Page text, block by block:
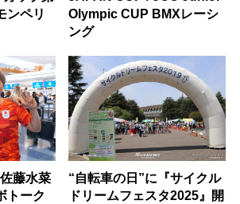
ンペリ
Olympic CUP BMXレーシ
ング
藤水菜
トーク
“自転車の日”に『サイクル
ドリームフェスタ2025』開